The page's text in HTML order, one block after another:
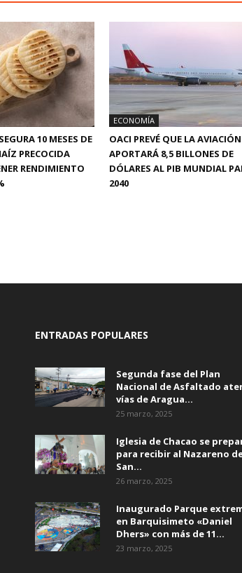
10 MESES DE
PRECOCIDA
RENDIMIENTO
ECONOMÍA
OACI PREVÉ QUE LA AVIACIÓN
APORTARÁ 8,5 BILLONES DE
DÓLARES AL PIB MUNDIAL
2040
ENTRADAS POPULARES
Segunda fase del Plan
Nacional de Asfaltado
vías de Aragua...
25 marzo, 2025
Iglesia de Chacao se
para recibir al Nazareno
San...
26 marzo, 2025
Inaugurado Parque
en Barquisimeto «Daniel
Dhers» con más de 11...
23 marzo, 2025